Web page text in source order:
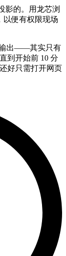
影的。用龙芯浏
以便有权限现场
输出——其实只有
到开始前 10 分
好只需打开网页